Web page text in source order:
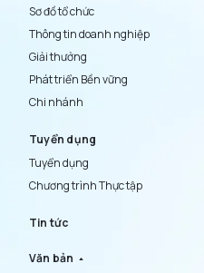
Sơ đồ tổ chức
Thông tin doanh nghiệp
Giải thưởng
Phát triển Bền vững
Chi nhánh
Tuyển dụng
Tuyển dụng
Chương trình Thực tập
Tin tức
Văn bản